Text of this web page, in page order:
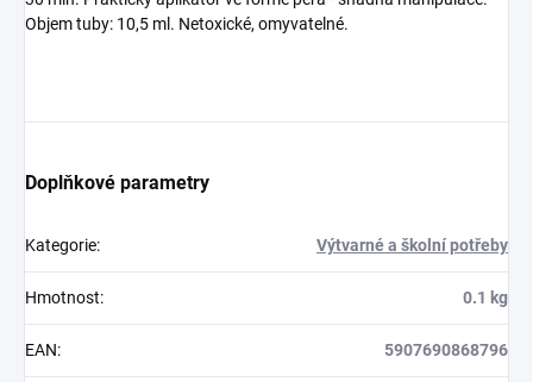
Objem tuby: 10,5 ml. Netoxické, omyvatelné.
Doplňkové parametry
Kategorie: Výtvarné a školní potřeby
Hmotnost: 0.1 kg
EAN: 5907690868796